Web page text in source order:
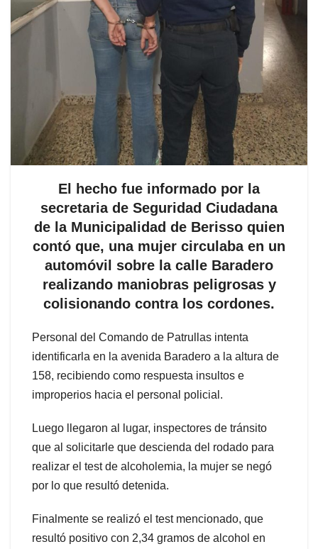
El hecho fue informado por la
secretaria de Seguridad Ciudadana
de la Municipalidad de Berisso quien
contó que, una mujer circulaba en un
automóvil sobre la calle Baradero
realizando maniobras peligrosas y
colisionando contra los cordones.
Personal del Comando de Patrullas intenta
identificarla en la avenida Baradero a la altura de
158, recibiendo como respuesta insultos e
improperios hacia el personal policial.
Luego llegaron al lugar, inspectores de tránsito
que al solicitarle que descienda del rodado para
realizar el test de alcoholemia, la mujer se negó
por lo que resultó detenida.
Finalmente se realizó el test mencionado, que
resultó positivo con 2,34 gramos de alcohol en